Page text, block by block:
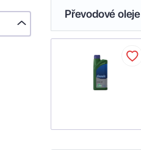
Převodové oleje